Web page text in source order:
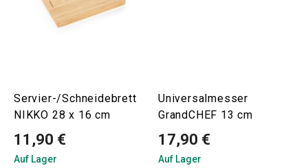
Servier-/Schneidebrett
NIKKO 28 x 16 cm
11,90 €
Auf Lager
Universalmesser
GrandCHEF 13 cm
17,90 €
Auf Lager